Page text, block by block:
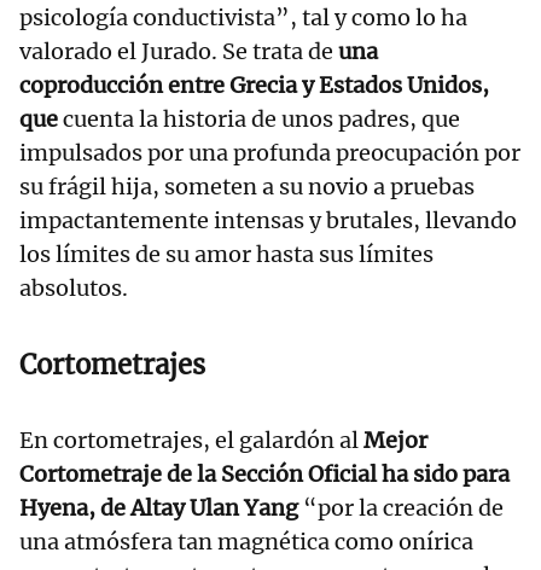
psicología conductivista”, tal y como lo ha
valorado el Jurado. Se trata de una
coproducción entre Grecia y Estados Unidos,
quecuenta la historia de unos padres, que
impulsados por una profunda preocupación por
su frágil hija, someten a su novio a pruebas
impactantemente intensas y brutales, llevando
los límites de su amor hasta sus límites
absolutos.
Cortometrajes
En cortometrajes, el galardón alMejor
Cortometraje de la Sección Oficial ha sido para
Hyena, de Altay Ulan Yang“por la creación de
una atmósfera tan magnética como onírica